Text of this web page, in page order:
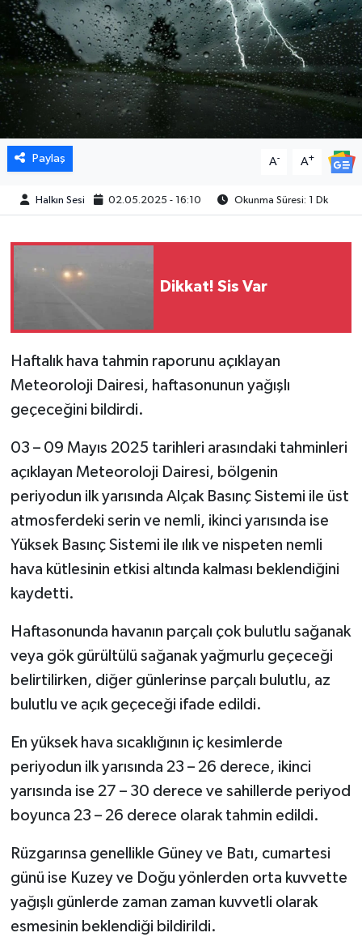
Paylaş A- A+
Halkın Sesi 02.05.2025 - 16:10 Okunma Süresi: 1 Dk
Dikkat! Sis Var
Haftalık hava tahmin raporunu açıklayan
Meteoroloji Dairesi, haftasonunun yağışlı
geçeceğini bildirdi.
03 – 09 Mayıs 2025 tarihleri arasındaki tahminleri
açıklayan Meteoroloji Dairesi, bölgenin
periyodun ilk yarısında Alçak Basınç Sistemi ile üst
atmosferdeki serin ve nemli, ikinci yarısında ise
Yüksek Basınç Sistemi ile ılık ve nispeten nemli
hava kütlesinin etkisi altında kalması beklendiğini
kaydetti.
Haftasonunda havanın parçalı çok bulutlu sağanak
veya gök gürültülü sağanak yağmurlu geçeceği
belirtilirken, diğer günlerinse parçalı bulutlu, az
bulutlu ve açık geçeceği ifade edildi.
En yüksek hava sıcaklığının iç kesimlerde
periyodun ilk yarısında 23 – 26 derece, ikinci
yarısında ise 27 – 30 derece ve sahillerde periyod
boyunca 23 – 26 derece olarak tahmin edildi.
Rüzgarınsa genellikle Güney ve Batı, cumartesi
günü ise Kuzey ve Doğu yönlerden orta kuvvette
yağışlı günlerde zaman zaman kuvvetli olarak
esmesinin beklendiği bildirildi.